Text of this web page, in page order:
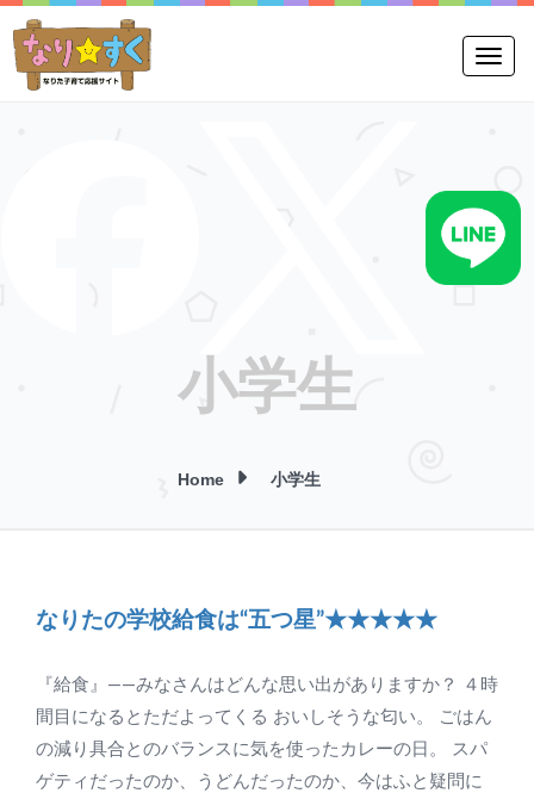
小学生
Home 小学生
なりたの学校給食は“五つ星”★★★★★
『給食』――みなさんはどんな思い出がありますか？ ４時
間目になるとただよってくる おいしそうな匂い。 ごはん
の減り具合とのバランスに気を使ったカレーの日。 スパ
ゲティだったのか、うどんだったのか、今はふと疑問に